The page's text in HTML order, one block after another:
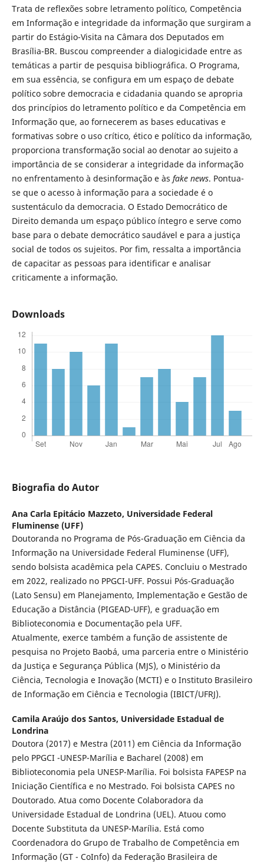
Trata de reflexões sobre letramento político, Competência
em Informação e integridade da informação que surgiram a
partir do Estágio-Visita na Câmara dos Deputados em
Brasília-BR. Buscou compreender a dialogicidade entre as
temáticas a partir de pesquisa bibliográfica. O Programa,
em sua essência, se configura em um espaço de debate
político sobre democracia e cidadania quando se apropria
dos princípios do letramento político e da Competência em
Informação que, ao fornecerem as bases educativas e
formativas sobre o uso crítico, ético e político da informação,
proporciona transformação social ao denotar ao sujeito a
importância de se considerar a integridade da informação
no enfrentamento à desinformação e às fake news. Pontua-
se que o acesso à informação para a sociedade é o
sustentáculo da democracia. O Estado Democrático de
Direito demanda um espaço público íntegro e serve como
base para o debate democrático saudável e para a justiça
social de todos os sujeitos. Por fim, ressalta a importância
de capacitar as pessoas para identificar e analisar
criticamente a informação.
Downloads
Biografia do Autor
Ana Carla Epitácio Mazzeto, Universidade Federal
Fluminense (UFF)
Doutoranda no Programa de Pós-Graduação em Ciência da
Informação na Universidade Federal Fluminense (UFF),
sendo bolsista acadêmica pela CAPES. Concluiu o Mestrado
em 2022, realizado no PPGCI-UFF. Possui Pós-Graduação
(Lato Sensu) em Planejamento, Implementação e Gestão de
Educação a Distância (PIGEAD-UFF), e graduação em
Biblioteconomia e Documentação pela UFF.
Atualmente, exerce também a função de assistente de
pesquisa no Projeto Baobá, uma parceria entre o Ministério
da Justiça e Segurança Pública (MJS), o Ministério da
Ciência, Tecnologia e Inovação (MCTI) e o Instituto Brasileiro
de Informação em Ciência e Tecnologia (IBICT/UFRJ).
Camila Araújo dos Santos, Universidade Estadual de
Londrina
Doutora (2017) e Mestra (2011) em Ciência da Informação
pelo PPGCI -UNESP-Marília e Bacharel (2008) em
Biblioteconomia pela UNESP-Marília. Foi bolsista FAPESP na
Iniciação Científica e no Mestrado. Foi bolsista CAPES no
Doutorado. Atua como Docente Colaboradora da
Universidade Estadual de Londrina (UEL). Atuou como
Docente Substituta da UNESP-Marília. Está como
Coordenadora do Grupo de Trabalho de Competência em
Informação (GT - CoInfo) da Federação Brasileira de